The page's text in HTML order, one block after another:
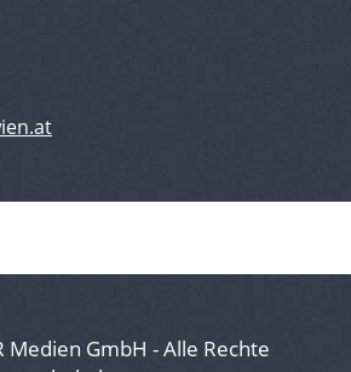
Medien GmbH - Alle Rechte